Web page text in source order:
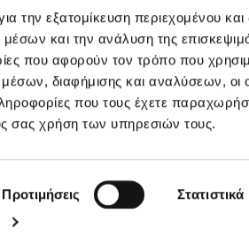
την εξατομίκευση περιεχομένου
μέσων και την ανάλυση της
που αφορούν τον τρόπο που
διαφήμισης και αναλύσεων, οι
που τους έχετε
σας χρήση των υπηρεσιών τους.
Προτιμήσεις Στατιστικά
Εταιρεία
Minerva © 2009 - 2026